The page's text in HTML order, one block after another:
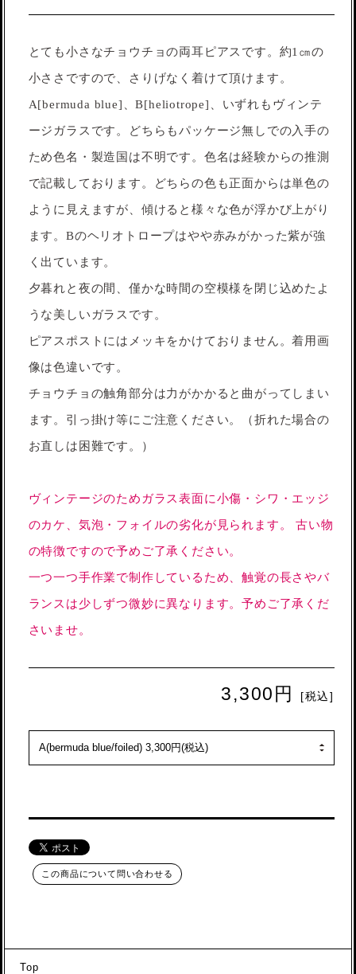
とても小さなチョウチョの両耳ピアスです。約1㎝の
小ささですので、さりげなく着けて頂けます。
A[bermuda blue]、B[heliotrope]、いずれもヴィンテ
ージガラスです。どちらもパッケージ無しでの入手の
ため色名・製造国は不明です。色名は経験からの推測
で記載しております。どちらの色も正面からは単色の
ように見えますが、傾けると様々な色が浮かび上がり
ます。Bのヘリオトロープはやや赤みがかった紫が強
く出ています。
夕暮れと夜の間、僅かな時間の空模様を閉じ込めたよ
うな美しいガラスです。
ピアスポストにはメッキをかけておりません。着用画
像は色違いです。
チョウチョの触角部分は力がかかると曲がってしまい
ます。引っ掛け等にご注意ください。（折れた場合の
お直しは困難です。）
ヴィンテージのためガラス表面に小傷・シワ・エッジ
のカケ、気泡・フォイルの劣化が見られます。 古い物
の特徴ですので予めご了承ください。
一つ一つ手作業で制作しているため、触覚の長さやバ
ランスは少しずつ微妙に異なります。予めご了承くだ
さいませ。
3,300円 [税込]
この商品について問い合わせる
Top